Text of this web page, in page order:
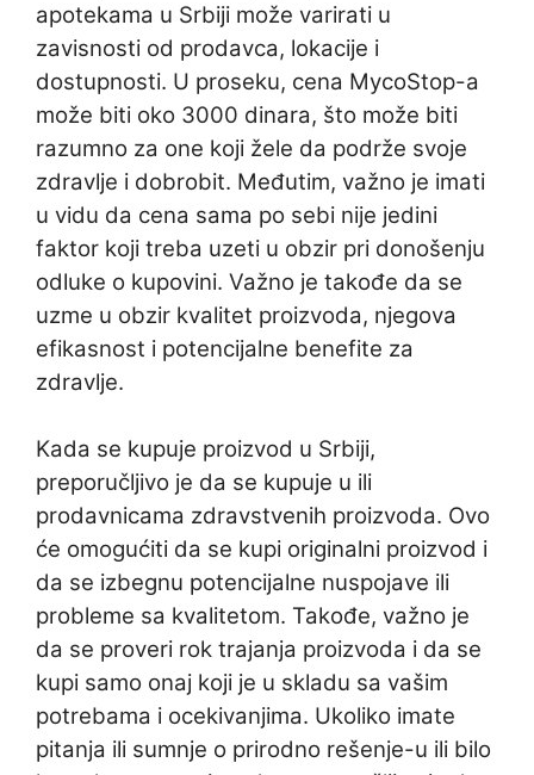
apotekama u Srbiji može varirati u
zavisnosti od prodavca, lokacije i
dostupnosti. U proseku, cena MycoStop-a
može biti oko 3000 dinara, što može biti
razumno za one koji žele da podrže svoje
zdravlje i dobrobit. Međutim, važno je imati
u vidu da cena sama po sebi nije jedini
faktor koji treba uzeti u obzir pri donošenju
odluke o kupovini. Važno je takođe da se
uzme u obzir kvalitet proizvoda, njegova
efikasnost i potencijalne benefite za
zdravlje.
Kada se kupuje proizvod u Srbiji,
preporučljivo je da se kupuje u ili
prodavnicama zdravstvenih proizvoda. Ovo
će omogućiti da se kupi originalni proizvod i
da se izbegnu potencijalne nuspojave ili
probleme sa kvalitetom. Takođe, važno je
da se proveri rok trajanja proizvoda i da se
kupi samo onaj koji je u skladu sa vašim
potrebama i ocekivanjima. Ukoliko imate
pitanja ili sumnje o prirodno rešenje-u ili bilo